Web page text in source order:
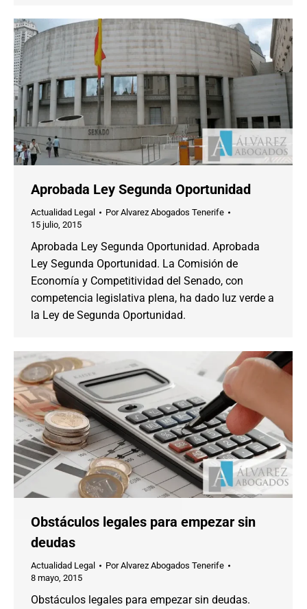
Aprobada Ley Segunda Oportunidad
Actualidad Legal PorAlvarez Abogados Tenerife
15 julio, 2015
Aprobada Ley Segunda Oportunidad. Aprobada
Ley Segunda Oportunidad. La Comisión de
Economía y Competitividad del Senado, con
competencia legislativa plena, ha dado luz verde a
la Ley de Segunda Oportunidad.
Obstáculos legales para empezar sin
deudas
Actualidad Legal PorAlvarez Abogados Tenerife
8 mayo, 2015
Obstáculos legales para empezar sin deudas.